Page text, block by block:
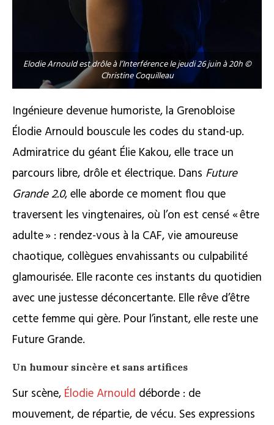
Elodie Arnould est drôle à l’Interférence le jeudi 26 juin à 20h ©
Christine Coquilleau
Ingénieure devenue humoriste, la Grenobloise
Élodie Arnould bouscule les codes du stand-up.
Admiratrice du géant Élie Kakou, elle trace un
parcours libre, drôle et électrique. Dans Future
Grande 2.0, elle aborde ce moment flou que
traversent les vingtenaires, où l’on est censé « être
adulte » : rendez-vous à la CAF, vie amoureuse
chaotique, collègues envahissants ou culpabilité
glamourisée. Elle raconte ces instants du quotidien
avec une justesse déconcertante. Elle rêve d’être
cette femme qui gère. Pour l’instant, elle reste une
Future Grande.
Un humour sincère et sans artifices
Sur scène, Élodie Arnould déborde : de
mouvement, de répartie, de vécu. Ses expressions